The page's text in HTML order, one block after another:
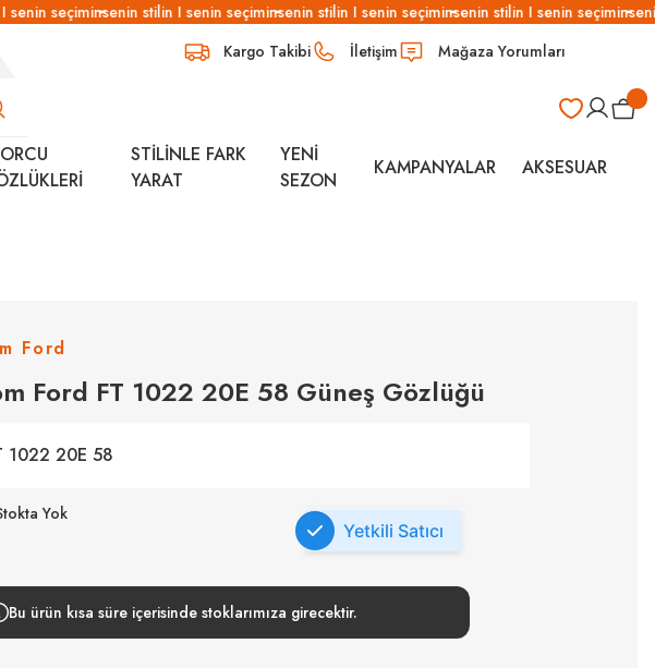
seçiminsenin stilin I senin seçiminsenin stilin I senin seçiminsenin stilin I senin seçimin
Kargo Takibi İletişim Mağaza Yorumları
STİLİNLE FARK
YARAT
YENİ
SEZON
KAMPANYALAR AKSESUAR
Ford
Ford FT 1022 20E 58 Güneş Gözlüğü
1022 20E 58
Yok
Yetkili Satıcı
Bu ürün kısa süre içerisinde stoklarımıza girecektir.